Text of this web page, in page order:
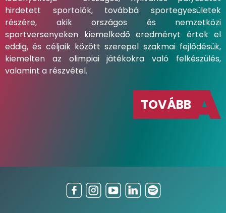
hirdetett sportolók, továbbá sportegyesületek
részére, akik országos és nemzetközi
sportversenyeken kiemelkedő eredményt értek el
eddig, és céljaik között szerepel szakmai fejlődésük,
kiemelten az olimpiai játékokra való felkészülés,
valamint a részvétel.
TOVÁBB